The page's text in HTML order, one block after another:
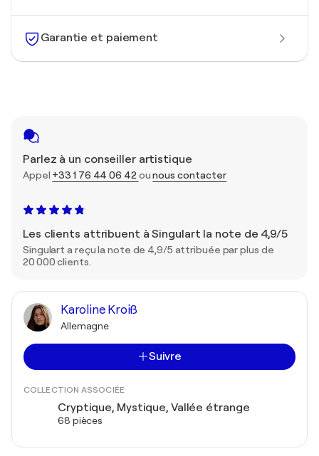
Garantie et paiement
Parlez à un conseiller artistique
Appel +33 1 76 44 06 42 ounous contacter
Les clients attribuent à Singulart la note de 4,9/5
Singulart a reçu la note de 4,9/5 attribuée par plus de
20 000 clients.
Karoline Kroiß
Allemagne
Suivre
COLLECTION ASSOCIÉE
Cryptique, Mystique, Vallée étrange
68 pièces